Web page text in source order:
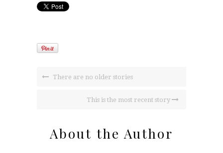
There are no older stories
This is the most recent story
About the Author